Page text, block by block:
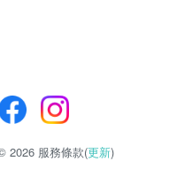
2026 服務條款(更新)